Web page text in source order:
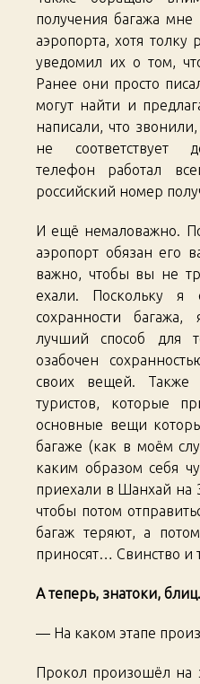
получения багажа мне
аэропорта, хотя
уведомил их о том,
Ранее они просто
могут найти и
написали, что
не соответствует
телефон работал
российский номер
И ещё немаловажно.
аэропорт обязан его
важно, чтобы вы не
ехали. Поскольку я
сохранности
лучший способ для
озабочен
своих вещей. Также
туристов, которые
основные вещи
багаже (как в моём
каким образом себя
приехали в Шанхай на
чтобы потом
багаж теряют, а
приносят… Свинство и
А теперь, знатоки,
— На каком этапе
Прокол произошёл на